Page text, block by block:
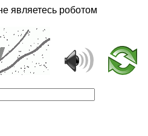
являетесь роботом